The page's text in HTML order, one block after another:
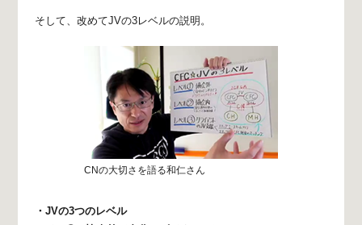
そして、改めてJVの3レベルの説明。
CNの大切さを語る和仁さん
・JVの3つのレベル